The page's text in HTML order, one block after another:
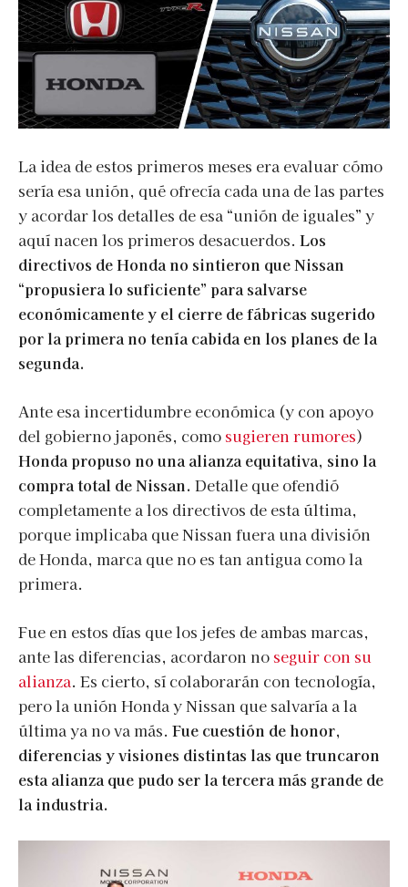
La idea de estos primeros meses era evaluar cómo
sería esa unión, qué ofrecía cada una de las partes
y acordar los detalles de esa “unión de iguales” y
aquí nacen los primeros desacuerdos. Los
directivos de Honda no sintieron que Nissan
“propusiera lo suficiente” para salvarse
económicamente y el cierre de fábricas sugerido
por la primera no tenía cabida en los planes de la
segunda.
Ante esa incertidumbre económica (y con apoyo
del gobierno japonés, comosugieren rumores)
Honda propuso no una alianza equitativa, sino la
compra total de Nissan. Detalle que ofendió
completamente a los directivos de esta última,
porque implicaba que Nissan fuera una división
de Honda, marca que no es tan antigua como la
primera.
Fue en estos días que los jefes de ambas marcas,
ante las diferencias, acordaron noseguir con su
alianza. Es cierto, sí colaborarán con tecnología,
pero la unión Honda y Nissan que salvaría a la
última ya no va más. Fue cuestión de honor,
diferencias y visiones distintas las que truncaron
esta alianza que pudo ser la tercera más grande de
la industria.